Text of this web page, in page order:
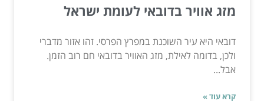
מזג אוויר בדובאי לעומת ישראל
דובאי היא עיר השוכנת במפרץ הפרסי. זהו אזור מדברי
ולכן, בדומה לאילת, מזג האוויר בדובאי חם רוב הזמן.
אבל...
קרא עוד »